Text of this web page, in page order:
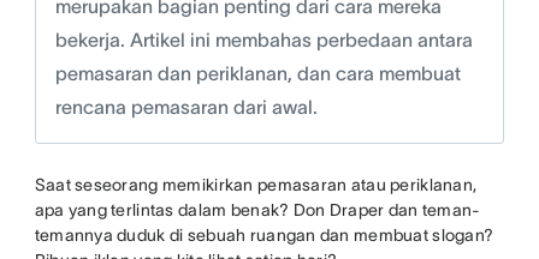
merupakan bagian penting dari cara mereka
bekerja. Artikel ini membahas perbedaan antara
pemasaran dan periklanan, dan cara membuat
rencana pemasaran dari awal.
Saat seseorang memikirkan pemasaran atau periklanan,
apa yang terlintas dalam benak? Don Draper dan teman-
temannya duduk di sebuah ruangan dan membuat slogan?